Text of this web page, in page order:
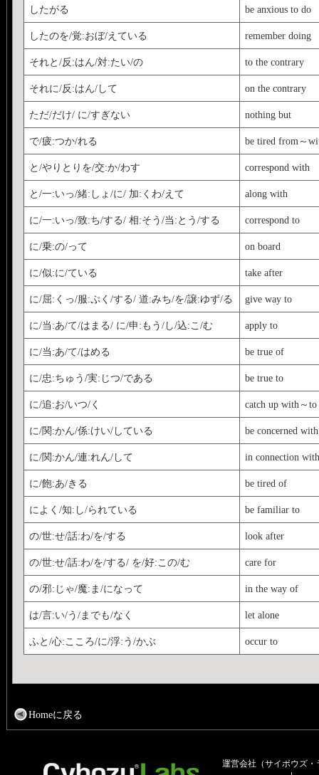
したがる be anxious to do
したのを/覚:おぼ/えている remember doing
それと/反:はん/対:たい/の to the contrary
それに/反:はん/して on the contrary
ただ/だけ/ に/すぎない nothing but
で/疲:つか/れる be tired from～
と/やりとりを/交:か/わす correspond with
と/一:いっ/緒:しょ/に/ 加:くわ/えて along with
に/一:いっ/致:ち/する/ 相:そう/当:とう/する correspond to
に/乗:の/って on board
に/似:に/ている take after
に/屈:くっ/服:ぷく/する/ 道:みち/を/譲:ゆず/る give way to
に/当:あ/て/はまる/ に/申:もう/し/込:こ/む apply to
に/当:あ/て/はめる be true of
に/忠:ちゅう/実:じつ/である be true to
に/追:お/いつ/く catch up with～to
に/関:かん/係:けい/している be concerned
に/関:かん/連:れん/して in connection with
に/飽:あ/きる be tired of
によく/知:し/られている be familiar to
の/世:せ/話:わ/を/する look after
の/世:せ/話:わ/を/する/ を/好:この/む care for
の/邪:じゃ/魔:ま/になって in the way of
は/言:い/う/までも/なく let alone
ふと/心:こころ/に/浮:う/かぶ occur to
Homeに戻る
運営会社（サイボウズ・